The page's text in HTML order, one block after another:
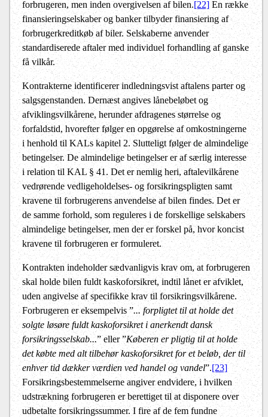
forbrugeren, men inden overgivelsen af bilen.[22]En række
finansieringselskaber og banker tilbyder finansiering af
forbrugerkreditkøb af biler. Selskaberne anvender
standardiserede aftaler med individuel forhandling af ganske
få vilkår.
Kontrakterne identificerer indledningsvist aftalens parter og
salgsgenstanden. Dernæst angives lånebeløbet og
afviklingsvilkårene, herunder afdragenes størrelse og
forfaldstid, hvorefter følger en opgørelse af omkostningerne
i henhold til KALs kapitel 2. Slutteligt følger de almindelige
betingelser. De almindelige betingelser er af særlig interesse
i relation til KAL § 41. Det er nemlig heri, aftalevilkårene
vedrørende vedligeholdelses- og forsikringspligten samt
kravene til forbrugerens anvendelse af bilen findes. Det er
de samme forhold, som reguleres i de forskellige selskabers
almindelige betingelser, men der er forskel på, hvor koncist
kravene til forbrugeren er formuleret.
Kontrakten indeholder sædvanligvis krav om, at forbrugeren
skal holde bilen fuldt kaskoforsikret, indtil lånet er afviklet,
uden angivelse af specifikke krav til forsikringsvilkårene.
Forbrugeren er eksempelvis ”... forpligtet til at holde det
solgte løsøre fuldt kaskoforsikret i anerkendt dansk
forsikringsselskab...” eller ”Køberen er pligtig til at holde
det købte med alt tilbehør kaskoforsikret for et beløb, der til
enhver tid dækker værdien ved handel og vandel”.[23]
Forsikringsbestemmelserne angiver endvidere, i hvilken
udstrækning forbrugeren er berettiget til at disponere over
udbetalte forsikringssummer. I fire af de fem fundne